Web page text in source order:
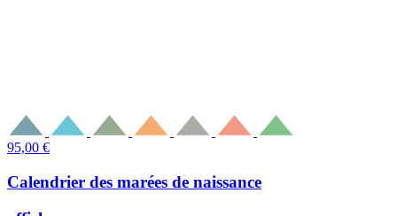
95,00 €
Calendrier des marées de naissance